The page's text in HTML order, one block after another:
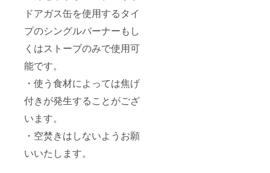
ドアガス缶を使用するタイ
プのシングルバーナーもし
くはストーブのみで使用可
能です。
・使う食材によっては焦げ
付きが発生することがござ
います。
・空焚きはしないようお願
いいたします。